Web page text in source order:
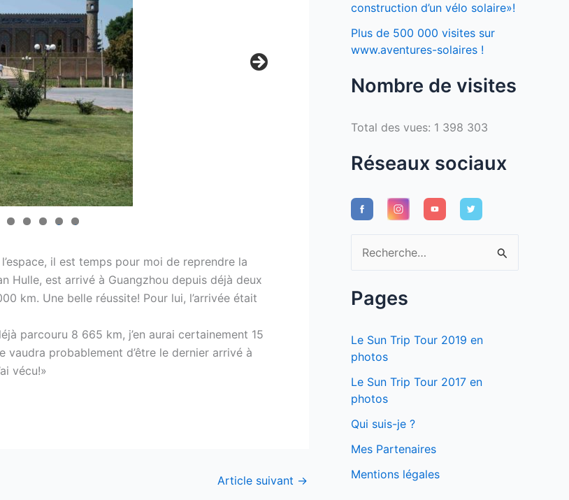
0 1
il est temps pour moi de reprendre la
Hulle, est arrivé à Guangzhou depuis déjà deux
km. Une belle réussite! Pour lui, l’arrivée était
parcouru 8 665 km, j’en aurai certainement 15
vaudra probablement d’être le dernier arrivé à
vécu!»
Article suivant →
construction d’un vélo solaire»!
Plus de 500 000 visites sur
www.aventures-solaires !
Nombre de visites
Total des vues: 1 398 303
Réseaux sociaux
e
c
e
r
c
h
e
r
Pages
Le Sun Trip Tour 2019 en
photos
Le Sun Trip Tour 2017 en
photos
Qui suis-je ?
Mes Partenaires
Mentions légales